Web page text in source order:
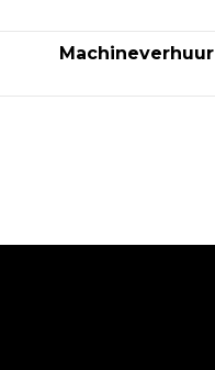
Machineverhuur